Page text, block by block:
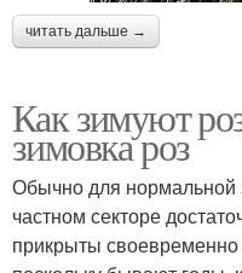
читать дальше →
Как зимуют
зимовка роз
Обычно для нормальной
частном секторе
прикрыты